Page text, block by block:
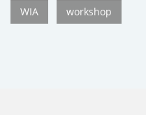
WIA workshop